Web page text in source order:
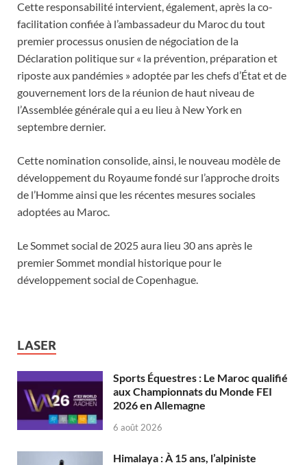
Cette responsabilité intervient, également, après la co-
facilitation confiée à l’ambassadeur du Maroc du tout
premier processus onusien de négociation de la
Déclaration politique sur « la prévention, préparation et
riposte aux pandémies » adoptée par les chefs d’État et de
gouvernement lors de la réunion de haut niveau de
l’Assemblée générale qui a eu lieu à New York en
septembre dernier.
Cette nomination consolide, ainsi, le nouveau modèle de
développement du Royaume fondé sur l’approche droits
de l’Homme ainsi que les récentes mesures sociales
adoptées au Maroc.
Le Sommet social de 2025 aura lieu 30 ans après le
premier Sommet mondial historique pour le
développement social de Copenhague.
LASER
Sports Équestres : Le Maroc qualifié
aux Championnats du Monde FEI
2026 en Allemagne
6 août 2026
Himalaya : À 15 ans, l’alpiniste